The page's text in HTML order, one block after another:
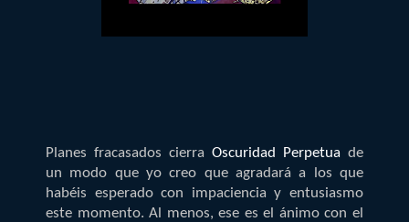
Planes fracasados cierra Oscuridad Perpetua de
un modo que yo creo que agradará a los que
habéis esperado con impaciencia y entusiasmo
este momento. Al menos, ese es el ánimo con el